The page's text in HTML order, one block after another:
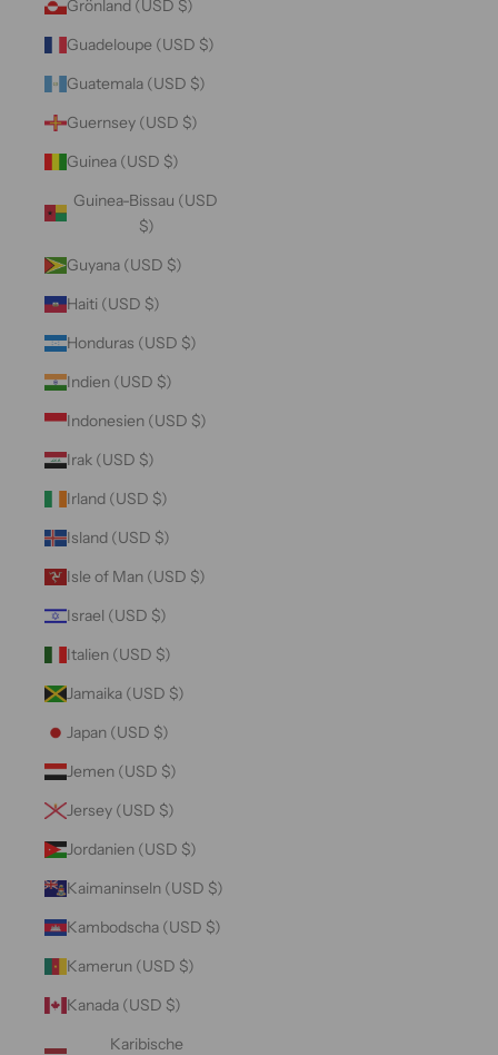
Grönland (USD $)
Guadeloupe (USD $)
Guatemala (USD $)
Guernsey (USD $)
Guinea (USD $)
Guinea-Bissau (USD
$)
Guyana (USD $)
Haiti (USD $)
Honduras (USD $)
Indien (USD $)
Indonesien (USD $)
Irak (USD $)
Irland (USD $)
Island (USD $)
Isle of Man (USD $)
Israel (USD $)
Italien (USD $)
Jamaika (USD $)
Japan (USD $)
Jemen (USD $)
Jersey (USD $)
Jordanien (USD $)
Kaimaninseln (USD $)
Kambodscha (USD $)
Kamerun (USD $)
Kanada (USD $)
Karibische